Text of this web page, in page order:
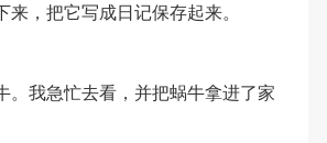
，把它写成日记保存起来。
。我急忙去看，并把蜗牛拿进了家